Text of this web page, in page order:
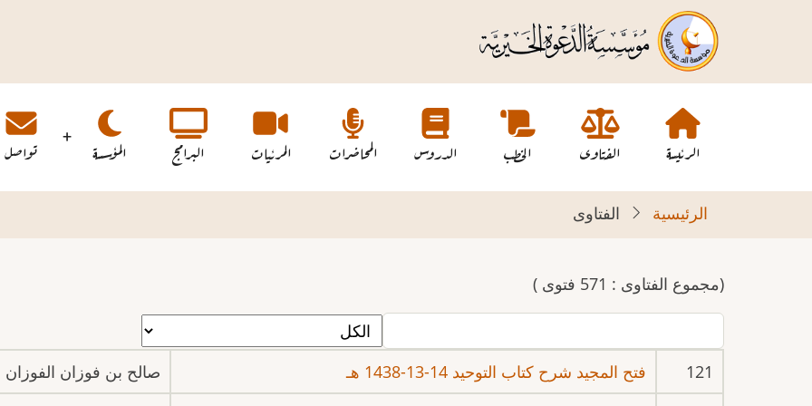
الرئيسي
Main
navigation
الرئيسة الفتاوى الخطب الدروس المحاضرات المرئيات البرامج المؤسسة تواصل
الرئيسية الفتاوى
(مجموع الفتاوى : 571 فتوى )
121 فتح المجيد شرح كتاب التوحيد 14-13-1438 هـ
صالح بن فوزان الفوزان